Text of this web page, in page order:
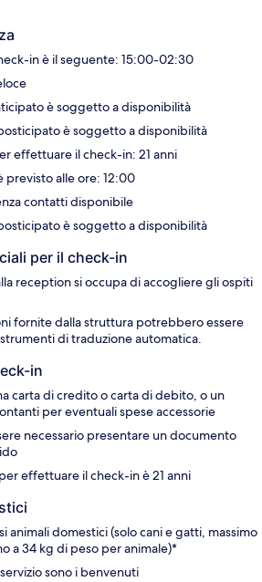
in è il seguente: 15:00-02:30
è soggetto a disponibilità
è soggetto a disponibilità
effettuare il check-in: 21 anni
previsto alle ore: 12:00
contatti disponibile
è soggetto a disponibilità
per il check-in
reception si occupa di accogliere gli ospiti
fornite dalla struttura potrebbero essere
di traduzione automatica.
in
carta di credito o carta di debito, o un
per eventuali spese accessorie
necessario presentare un documento
effettuare il check-in è 21 anni
animali domestici (solo cani e gatti, massimo
a 34 kg di peso per animale)*
sono i benvenuti